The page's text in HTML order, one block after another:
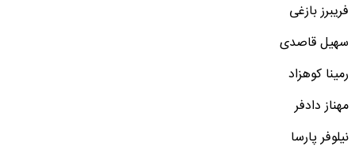
فریبرز بازغی
سهیل قاصدی
رمینا کوهزاد
مهناز دادفر
نیلوفر پارسا